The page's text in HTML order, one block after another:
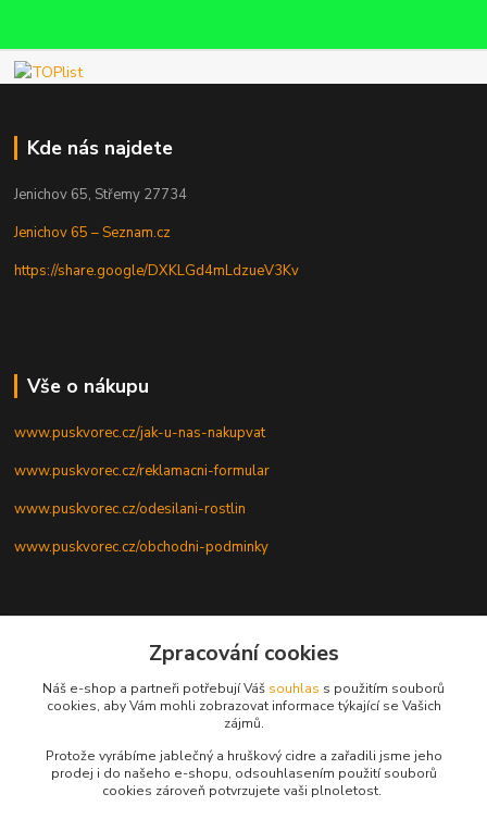
Kde nás najdete
Jenichov 65, Střemy 27734
Jenichov 65 – Seznam.cz
https://share.google/DXKLGd4mLdzueV3Kv
Vše o nákupu
www.puskvorec.cz/jak-u-nas-nakupvat
www.puskvorec.cz/reklamacni-formular
www.puskvorec.cz/odesilani-rostlin
www.puskvorec.cz/obchodni-podminky
Zuzana Marková
Po - Pá, 8 - 16 hod
z.janakova@seznam.cz
Zpracování cookies
Náš e-shop a partneři potřebují Váš souhlas s použitím souborů
cookies, aby Vám mohli zobrazovat informace týkající se Vašich
zájmů.
Protože vyrábíme jablečný a hruškový cidre a zařadili jsme jeho
prodej i do našeho e-shopu, odsouhlasením použití souborů
cookies zároveň potvrzujete vaši plnoletost.